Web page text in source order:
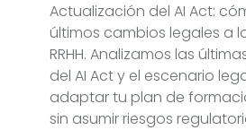
Actualización del AI Act:
últimos cambios legales a
RRHH. Analizamos las
del AI Act y el escenario
adaptar tu plan de
sin asumir riesgos